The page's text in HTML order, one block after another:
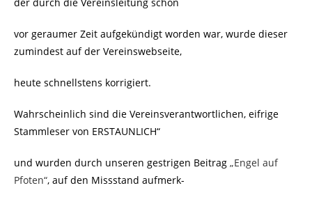
vor geraumer Zeit aufgekündigt worden war, wurde dieser
zumindest auf der Vereinswebseite,
heute schnellstens korrigiert.
Wahrscheinlich sind die Vereinsverantwortlichen, eifrige
Stammleser von ERSTAUNLICH“
und wurden durch unseren gestrigen Beitrag „Engel auf
Pfoten“, auf den Missstand aufmerk-